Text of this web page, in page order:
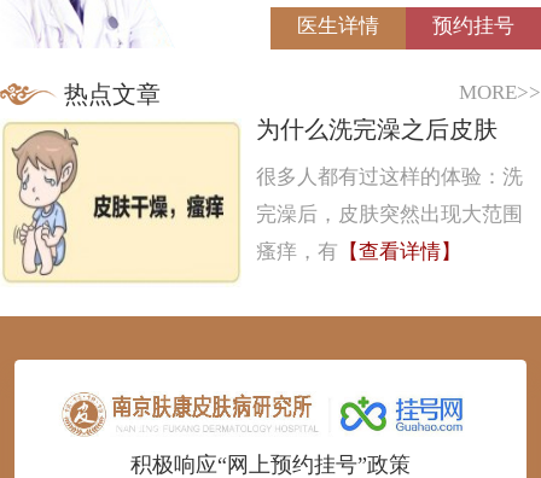
医生详情 预约挂号
热点文章 MORE>>
为什么洗完澡之后皮肤
很多人都有过这样的体验：洗
完澡后，皮肤突然出现大范围
瘙痒，有 【查看详情】
123456
积极响应“网上预约挂号”政策